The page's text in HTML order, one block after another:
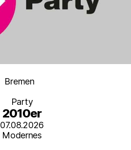
Kategorien
Bremen
Party
2010er
07.08.2026
Modernes